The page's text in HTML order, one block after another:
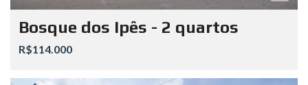
Bosque dos Ipês - 2 quartos
R$114.000